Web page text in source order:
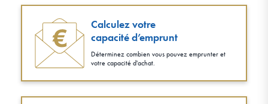
Calculez votre
capacité d’emprunt
Déterminez combien vous pouvez emprunter et
votre capacité d'achat.